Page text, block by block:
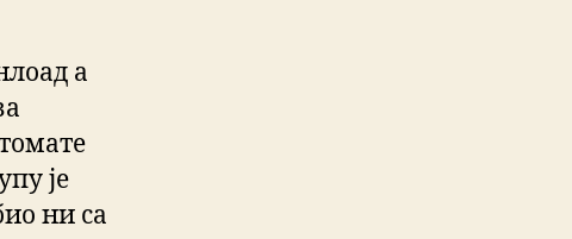
а
је
ни са